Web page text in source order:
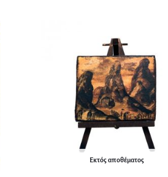
Εκτός αποθέματος